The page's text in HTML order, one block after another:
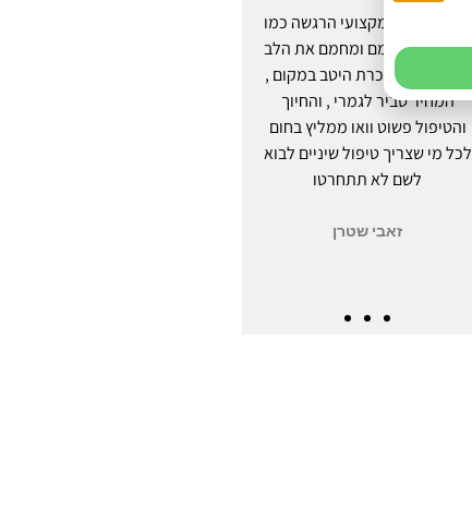
שירות אדיב ומקצועי הרגשה כמו
בבית יחס מהמם ומחמם את הלב
המקצועיות ניכרת היטב במקום ,
המחיר סביר לגמרי , והחיוך
והטיפול פשוט וואו ממליץ בחום
לכל מי שצריך טיפול שיניים לבוא
לשם לא תתחרטו
זאבי שטרן